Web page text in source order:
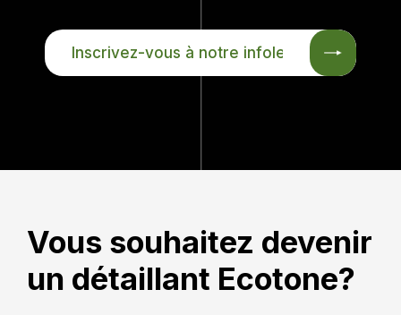
INSCRIVEZ-
VOUS
Vous souhaitez devenir
un détaillant Ecotone?